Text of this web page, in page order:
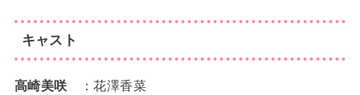
キャスト
高崎美咲
：花澤香菜